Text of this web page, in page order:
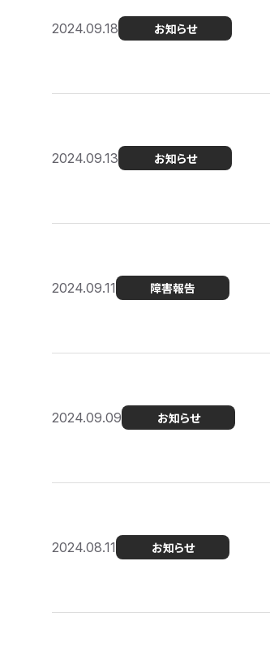
2024.09.18 お知らせ
2024.09.13 お知らせ
2024.09.11 障害報告
2024.09.09 お知らせ
2024.08.11 お知らせ